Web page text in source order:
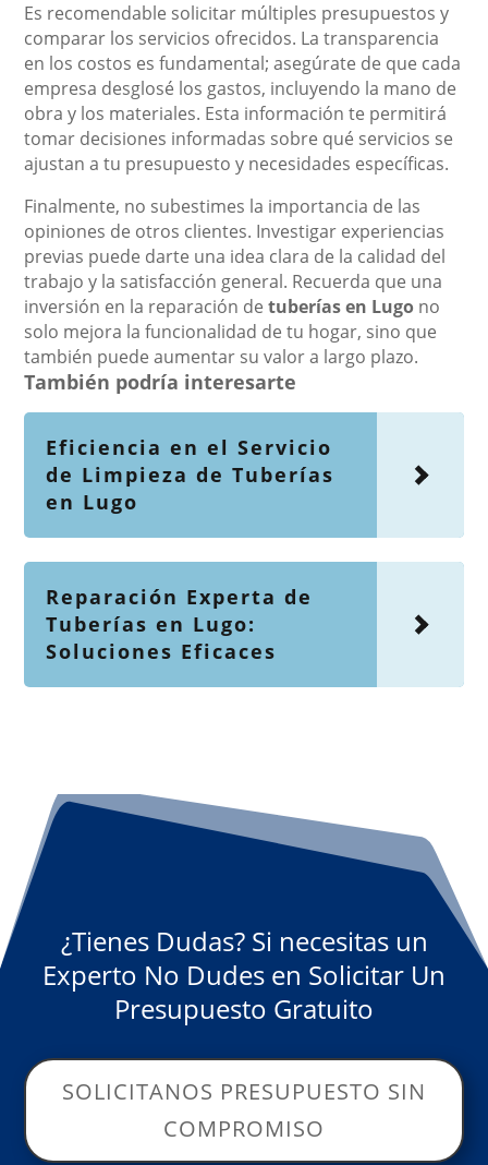
Es recomendable solicitar múltiples presupuestos y
comparar los servicios ofrecidos. La transparencia
en los costos es fundamental; asegúrate de que cada
empresa desglosé los gastos, incluyendo la mano de
obra y los materiales. Esta información te permitirá
tomar decisiones informadas sobre qué servicios se
ajustan a tu presupuesto y necesidades específicas.
Finalmente, no subestimes la importancia de las
opiniones de otros clientes. Investigar experiencias
previas puede darte una idea clara de la calidad del
trabajo y la satisfacción general. Recuerda que una
inversión en la reparación detuberías en Lugo no
solo mejora la funcionalidad de tu hogar, sino que
también puede aumentar su valor a largo plazo.
También podría interesarte
Eficiencia en el Servicio
de Limpieza de Tuberías
en Lugo
Reparación Experta de
Tuberías en Lugo:
Soluciones Eficaces
¿Tienes Dudas? Si necesitas un
Experto No Dudes en Solicitar Un
Presupuesto Gratuito
SOLICITANOS PRESUPUESTO SIN
COMPROMISO